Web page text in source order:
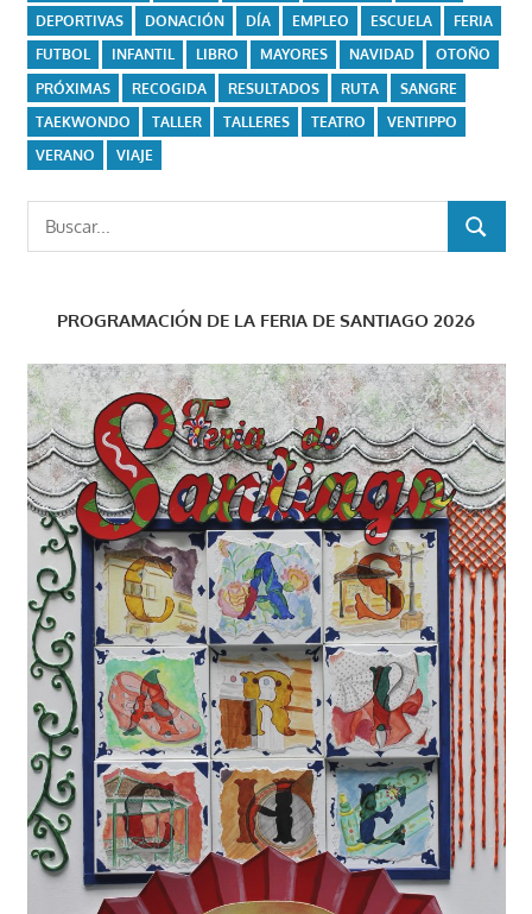
DEPORTIVAS
DONACIÓN DÍA EMPLEO ESCUELA
FERIA
FUTBOL
INFANTIL LIBRO MAYORES NAVIDAD
OTOÑO
PRÓXIMAS
RECOGIDA RESULTADOS RUTA
SANGRE
TAEKWONDO
TALLER TALLERES TEATRO
VENTIPPO
VERANO
VIAJE
Buscar:
BUSCAR
PROGRAMACIÓN DE LA FERIA DE SANTIAGO 2026